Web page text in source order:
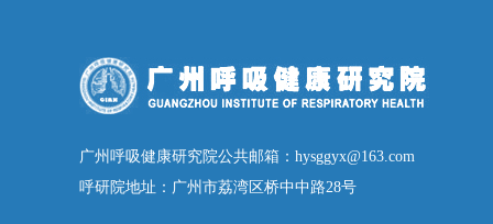
广州呼吸健康研究院公共邮箱：hysggyx@163.com
呼研院地址：广州市荔湾区桥中中路28号